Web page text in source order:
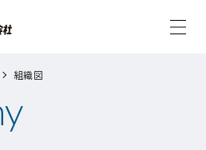
組織図